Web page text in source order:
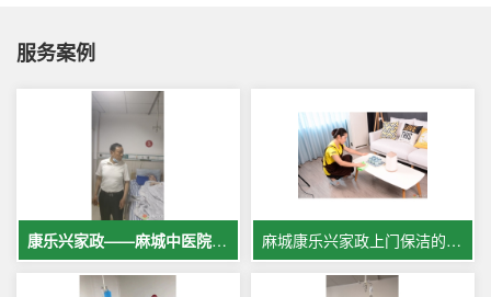
服务案例
康乐兴家政——麻城中医院专业护工服务，让爱与专业同行 麻城康乐兴家政上门保洁的案例